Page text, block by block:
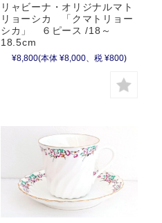
リャビーナ・オリジナルマト
リョーシカ 「クマトリョー
シカ」 ６ピース /18～
18.5cm
¥8,800(本体 ¥8,000、税 ¥800)